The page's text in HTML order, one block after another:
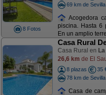
8 Fotos
69 km de Sevilla
Acogedora
piscina. Hasta 6
En un amplio
Casa Rural
Casa Rural en
26,6 km de El
8 plazas
35
78 km de Sevilla
Casa de